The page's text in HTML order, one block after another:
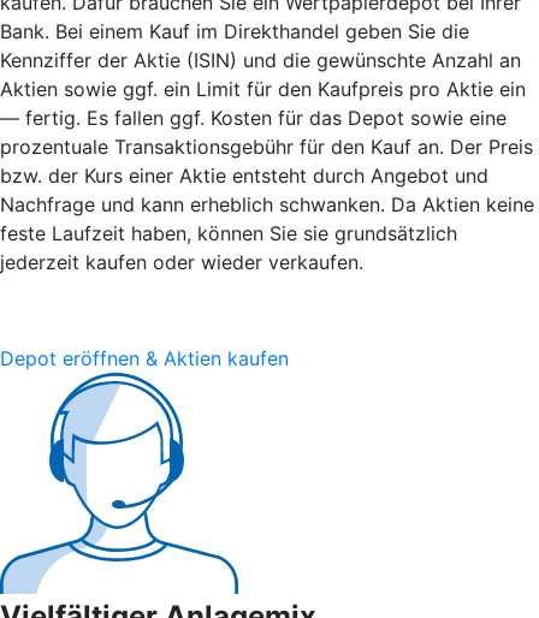
Bank. Bei einem Kauf im Direkthandel geben Sie die
Kennziffer der Aktie (ISIN) und die gewünschte Anzahl an
Aktien sowie ggf. ein Limit für den Kaufpreis pro Aktie ein
— fertig. Es fallen ggf. Kosten für das Depot sowie eine
prozentuale Transaktionsgebühr für den Kauf an. Der Preis
bzw. der Kurs einer Aktie entsteht durch Angebot und
Nachfrage und kann erheblich schwanken. Da Aktien keine
feste Laufzeit haben, können Sie sie grundsätzlich
jederzeit kaufen oder wieder verkaufen.
Depot eröffnen & Aktien kaufen